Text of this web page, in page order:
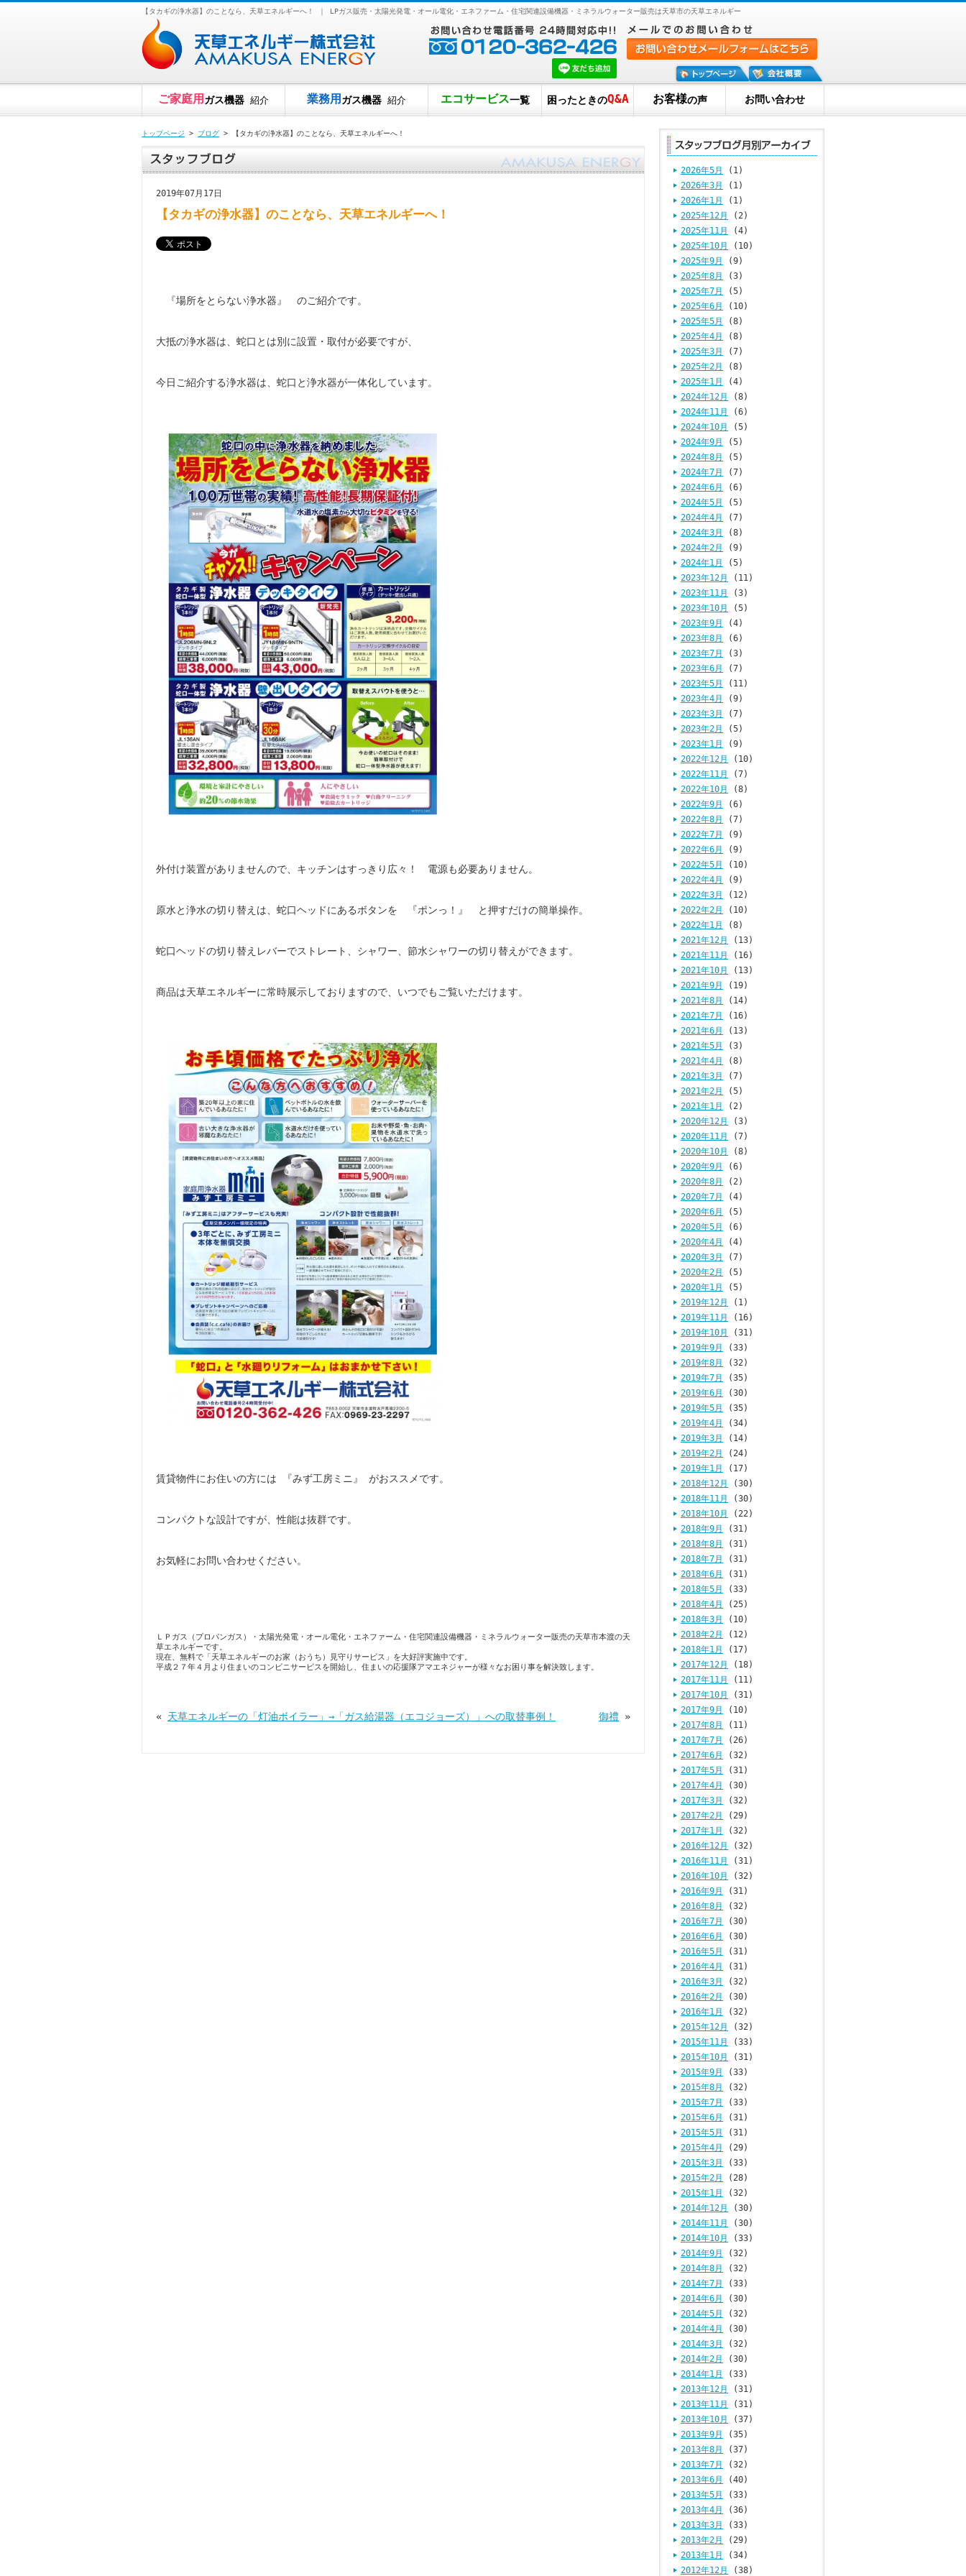
【タカギの浄水器】のことなら、天草エネルギーへ！ ｜ LPガス販売・太陽光発電・オール電化・エネファーム・住宅関連設備機器・ミネラルウォーター販売は天草市の天草エネルギー
ご家庭用 ガス機器 紹介 業務用 ガス機器 紹介 エコサービス一覧 困ったときのQ&A お客様の声 お問い合わせ
トップページ > ブログ > 【タカギの浄水器】のことなら、天草エネルギーへ！
2019年07月17日
【タカギの浄水器】のことなら、天草エネルギーへ！
『場所をとらない浄水器』 のご紹介です。
大抵の浄水器は、蛇口とは別に設置・取付が必要ですが、
今日ご紹介する浄水器は、蛇口と浄水器が一体化しています。
外付け装置がありませんので、キッチンはすっきり広々！ 電源も必要ありません。
原水と浄水の切り替えは、蛇口ヘッドにあるボタンを 『ポンっ！』 と押すだけの簡単操作。
蛇口ヘッドの切り替えレバーでストレート、シャワー、節水シャワーの切り替えができます。
商品は天草エネルギーに常時展示しておりますので、いつでもご覧いただけます。
賃貸物件にお住いの方には 『みず工房ミニ』 がおススメです。
コンパクトな設計ですが、性能は抜群です。
お気軽にお問い合わせください。
ＬＰガス（プロパンガス）・太陽光発電・オール電化・エネファーム・住宅関連設備機器・ミネラルウォーター販売の天草市本渡の天
草エネルギーです。
現在、無料で「天草エネルギーのお家（おうち）見守りサービス」を大好評実施中です。
平成２７年４月より住まいのコンビニサービスを開始し、住まいの応援隊アマエネジャーが様々なお困り事を解決致します。
« 天草エネルギーの「灯油ボイラー」→「ガス給湯器（エコジョーズ）」への取替事例！ 御禮 »
2026年5月
(1)
2026年3月
(1)
2026年1月
(1)
2025年12月
(2)
2025年11月
(4)
2025年10月
(10)
2025年9月
(9)
2025年8月
(3)
2025年7月
(5)
2025年6月
(10)
2025年5月
(8)
2025年4月
(8)
2025年3月
(7)
2025年2月
(8)
2025年1月
(4)
2024年12月
(8)
2024年11月
(6)
2024年10月
(5)
2024年9月
(5)
2024年8月
(5)
2024年7月
(7)
2024年6月
(6)
2024年5月
(5)
2024年4月
(7)
2024年3月
(8)
2024年2月
(9)
2024年1月
(5)
2023年12月
(11)
2023年11月
(3)
2023年10月
(5)
2023年9月
(4)
2023年8月
(6)
2023年7月
(3)
2023年6月
(7)
2023年5月
(11)
2023年4月
(9)
2023年3月
(7)
2023年2月
(5)
2023年1月
(9)
2022年12月
(10)
2022年11月
(7)
2022年10月
(8)
2022年9月
(6)
2022年8月
(7)
2022年7月
(9)
2022年6月
(9)
2022年5月
(10)
2022年4月
(9)
2022年3月
(12)
2022年2月
(10)
2022年1月
(8)
2021年12月
(13)
2021年11月
(16)
2021年10月
(13)
2021年9月
(19)
2021年8月
(14)
2021年7月
(16)
2021年6月
(13)
2021年5月
(3)
2021年4月
(8)
2021年3月
(7)
2021年2月
(5)
2021年1月
(2)
2020年12月
(3)
2020年11月
(7)
2020年10月
(8)
2020年9月
(6)
2020年8月
(2)
2020年7月
(4)
2020年6月
(5)
2020年5月
(6)
2020年4月
(4)
2020年3月
(7)
2020年2月
(5)
2020年1月
(5)
2019年12月
(1)
2019年11月
(16)
2019年10月
(31)
2019年9月
(33)
2019年8月
(32)
2019年7月
(35)
2019年6月
(30)
2019年5月
(35)
2019年4月
(34)
2019年3月
(14)
2019年2月
(24)
2019年1月
(17)
2018年12月
(30)
2018年11月
(30)
2018年10月
(22)
2018年9月
(31)
2018年8月
(31)
2018年7月
(31)
2018年6月
(31)
2018年5月
(33)
2018年4月
(25)
2018年3月
(10)
2018年2月
(12)
2018年1月
(17)
2017年12月
(18)
2017年11月
(11)
2017年10月
(31)
2017年9月
(10)
2017年8月
(11)
2017年7月
(26)
2017年6月
(32)
2017年5月
(31)
2017年4月
(30)
2017年3月
(32)
2017年2月
(29)
2017年1月
(32)
2016年12月
(32)
2016年11月
(31)
2016年10月
(32)
2016年9月
(31)
2016年8月
(32)
2016年7月
(30)
2016年6月
(30)
2016年5月
(31)
2016年4月
(31)
2016年3月
(32)
2016年2月
(30)
2016年1月
(32)
2015年12月
(32)
2015年11月
(33)
2015年10月
(31)
2015年9月
(33)
2015年8月
(32)
2015年7月
(33)
2015年6月
(31)
2015年5月
(31)
2015年4月
(29)
2015年3月
(33)
2015年2月
(28)
2015年1月
(32)
2014年12月
(30)
2014年11月
(30)
2014年10月
(33)
2014年9月
(32)
2014年8月
(32)
2014年7月
(33)
2014年6月
(30)
2014年5月
(32)
2014年4月
(30)
2014年3月
(32)
2014年2月
(30)
2014年1月
(33)
2013年12月
(31)
2013年11月
(31)
2013年10月
(37)
2013年9月
(35)
2013年8月
(37)
2013年7月
(32)
2013年6月
(40)
2013年5月
(33)
2013年4月
(36)
2013年3月
(33)
2013年2月
(29)
2013年1月
(34)
2012年12月
(38)